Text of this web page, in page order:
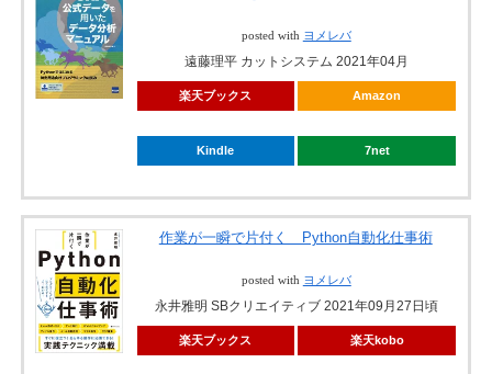
posted with ヨメレバ
遠藤理平 カットシステム 2021年04月
楽天ブックス Amazon
Kindle 7net
作業が一瞬で片付く Python自動化仕事術
posted with ヨメレバ
永井雅明 SBクリエイティブ 2021年09月27日頃
楽天ブックス 楽天kobo